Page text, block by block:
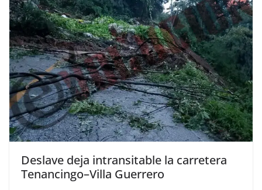
Deslave deja intransitable la carretera
Tenancingo–Villa Guerrero